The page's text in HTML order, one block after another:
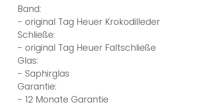
Band:
- original Tag Heuer Krokodilleder
Schließe:
- original Tag Heuer Faltschließe
Glas:
- Saphirglas
Garantie:
- 12 Monate Garantie